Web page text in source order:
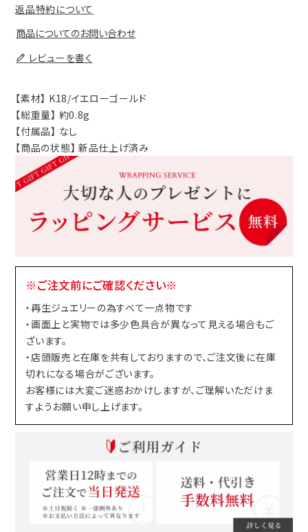
返品特約について
商品についてのお問い合わせ
レビューを書く
【素材】 K18/イエローゴールド
【総重量】 約0.8g
【付属品】 なし
【商品の状態】 新品仕上げ済み
※ご注文前にご確認ください※
・再生ジュエリーの為すべて一点物です
・画面上と実物では多少色具合が異なって見える場合もご
ざいます。
・店頭販売と在庫を共有しておりますので、ご注文後に在庫
切れになる場合がございます。
お客様には大変ご迷惑おかけしますが、ご理解いただけま
すようお願い申し上げます。